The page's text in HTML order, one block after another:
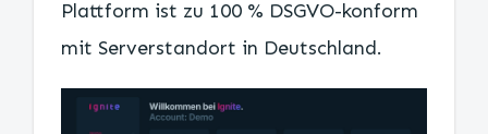
Plattform ist zu 100 % DSGVO-konform
mit Serverstandort in Deutschland.